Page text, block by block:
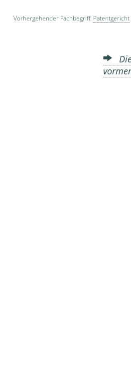
Vorhergehender Fachbegriff: Patentgericht